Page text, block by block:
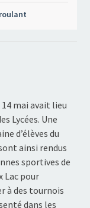
mai avait lieu
Lycées. Une
d’élèves du
ainsi rendus
sportives de
Lac pour
à des tournois
dans les